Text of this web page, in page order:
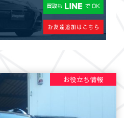
お役立ち情報